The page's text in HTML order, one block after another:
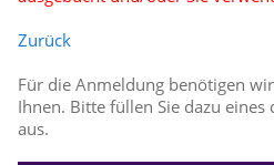
Zurück
Für die Anmeldung benötigen
Ihnen. Bitte füllen Sie dazu
aus.